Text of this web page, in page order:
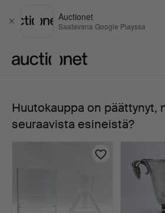
Sulje
Auctionet
Saatavana Google Playssa
127.
ROYAL
COPENHAGEN,
vinkylmälaukut,
Huutokauppa on päättynyt,
seuraavista esineistä?